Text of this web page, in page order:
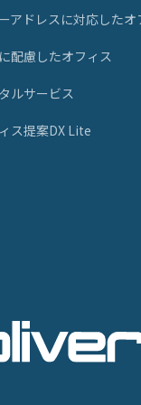
アドレスに対応したオ
配慮したオフィス
ルサービス
ス提案DX Lite